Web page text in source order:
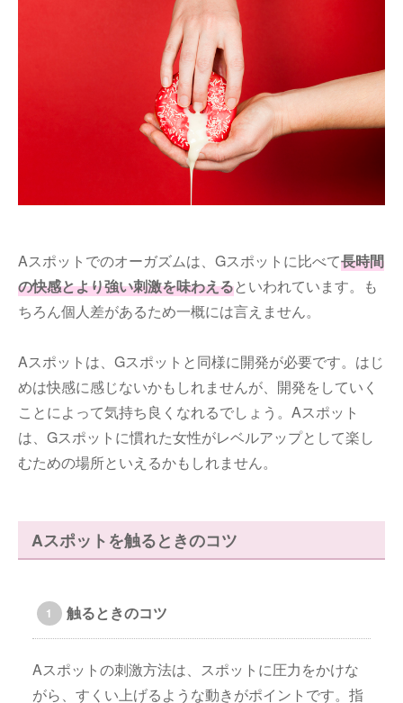
Aスポットでのオーガズムは、Gスポットに比べて長時間
の快感とより強い刺激を味わえるといわれています。も
ちろん個人差があるため一概には言えません。
Aスポットは、Gスポットと同様に開発が必要です。はじ
めは快感に感じないかもしれませんが、開発をしていく
ことによって気持ち良くなれるでしょう。Aスポット
は、Gスポットに慣れた女性がレベルアップとして楽し
むための場所といえるかもしれません。
Aスポットを触るときのコツ
触るときのコツ
Aスポットの刺激方法は、スポットに圧力をかけな
がら、すくい上げるような動きがポイントです。指